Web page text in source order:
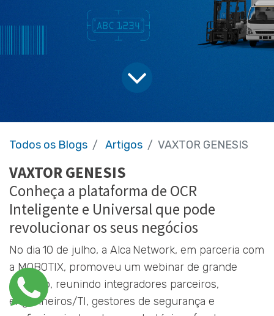
Todos os Blogs Artigos VAXTOR GENESIS
VAXTOR GENESIS
Conheça a plataforma de OCR
Inteligente e Universal que pode
revolucionar os seus negócios
No dia 10 de julho, a Alca Network, em parceria com
a MOBOTIX, promoveu um webinar de grande
sucesso, reunindo integradores parceiros,
engenheiros/TI, gestores de segurança e